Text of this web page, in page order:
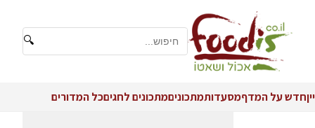
🔍
ייןחדש על המדףמסעדותמתכוניםמתכונים לחגיםכל המדורים